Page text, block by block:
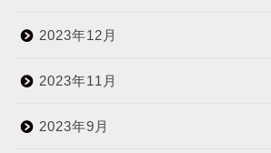
2023年12月
2023年11月
2023年9月